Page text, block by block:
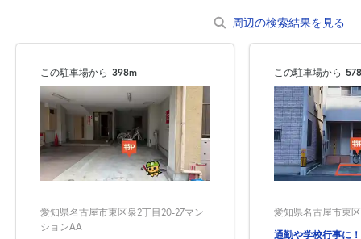
周辺の検索結果を見る
この駐車場から 398m
愛知県名古屋市東区泉2丁目20-27マン
ションAA
この駐車場から
愛知県名古屋市東
通勤や学校行事に